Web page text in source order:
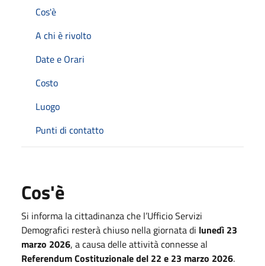
Cos'è
A chi è rivolto
Date e Orari
Costo
Luogo
Punti di contatto
Cos'è
Si informa lacittadinanzache l’UfficioServizi
Demografici resteràchiuso nella giornatadi lunedì 23
marzo 2026, acausadelleattivitàconnesseal
ReferendumCostituzionaledel 22 e 23 marzo 2026.